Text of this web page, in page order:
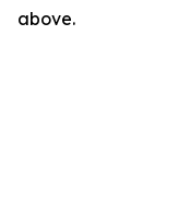
above.